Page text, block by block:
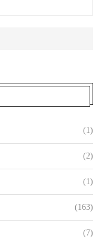
(1)
(2)
(1)
(163)
(7)